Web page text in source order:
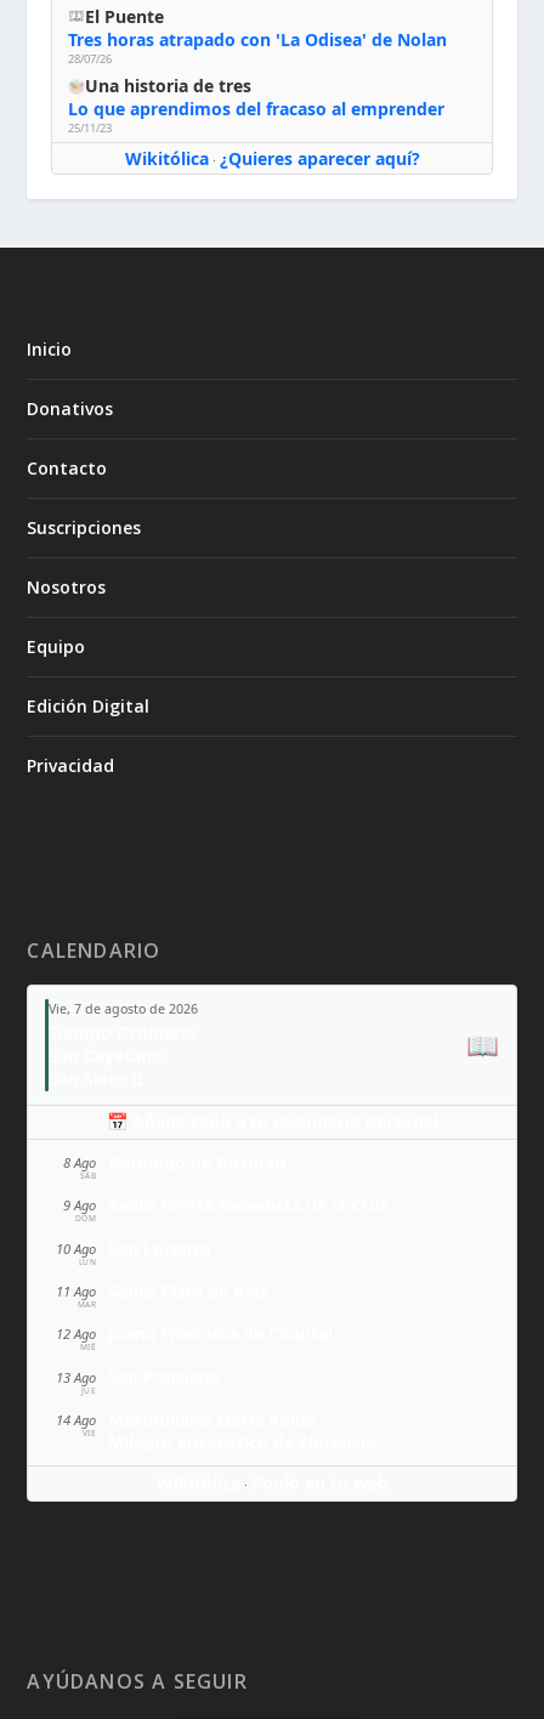
El Puente
Tres horas atrapado con 'La Odisea' de Nolan
28/07/26
Una historia de tres
Lo que aprendimos del fracaso al emprender
25/11/23
Wikitólica· ¿Quieres aparecer aquí?
Inicio
Donativos
Contacto
Suscripciones
Nosotros
Equipo
Edición Digital
Privacidad
CALENDARIO
Vie, 7 de agosto de 2026
📖
📅 Añade todo a tu calendario personal
8 Ago
SÁB
9 Ago
DOM
10 Ago
LUN
11 Ago
MAR
12 Ago
MIÉ
13 Ago
JUE
14 Ago
VIE
·
AYÚDANOS A SEGUIR